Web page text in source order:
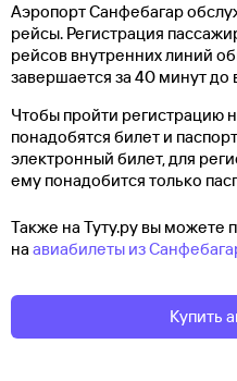
Аэропорт Санфебагар
рейсы. Регистрация
рейсов внутренних линий
завершается за 40 минут до
Чтобы пройти регистрацию
понадобятся билет и
электронный билет, для
ему понадобится только
Также на Туту.ру вы можете
на авиабилеты из
Купить